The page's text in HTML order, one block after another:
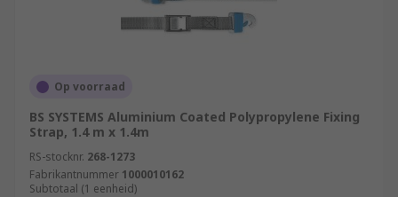
Op voorraad
BS SYSTEMS Aluminium Coated Polypropylene Fixing
Strap, 1.4 m x 1.4m
RS-stocknr. 268-1273
Fabrikantnummer 1000010162
Subtotaal (1 eenheid)